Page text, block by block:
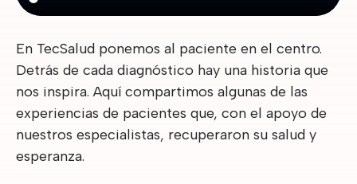
En TecSalud ponemos al paciente en el centro.
Detrás de cada diagnóstico hay una historia que
nos inspira. Aquí compartimos algunas de las
experiencias de pacientes que, con el apoyo de
nuestros especialistas, recuperaron su salud y
esperanza.